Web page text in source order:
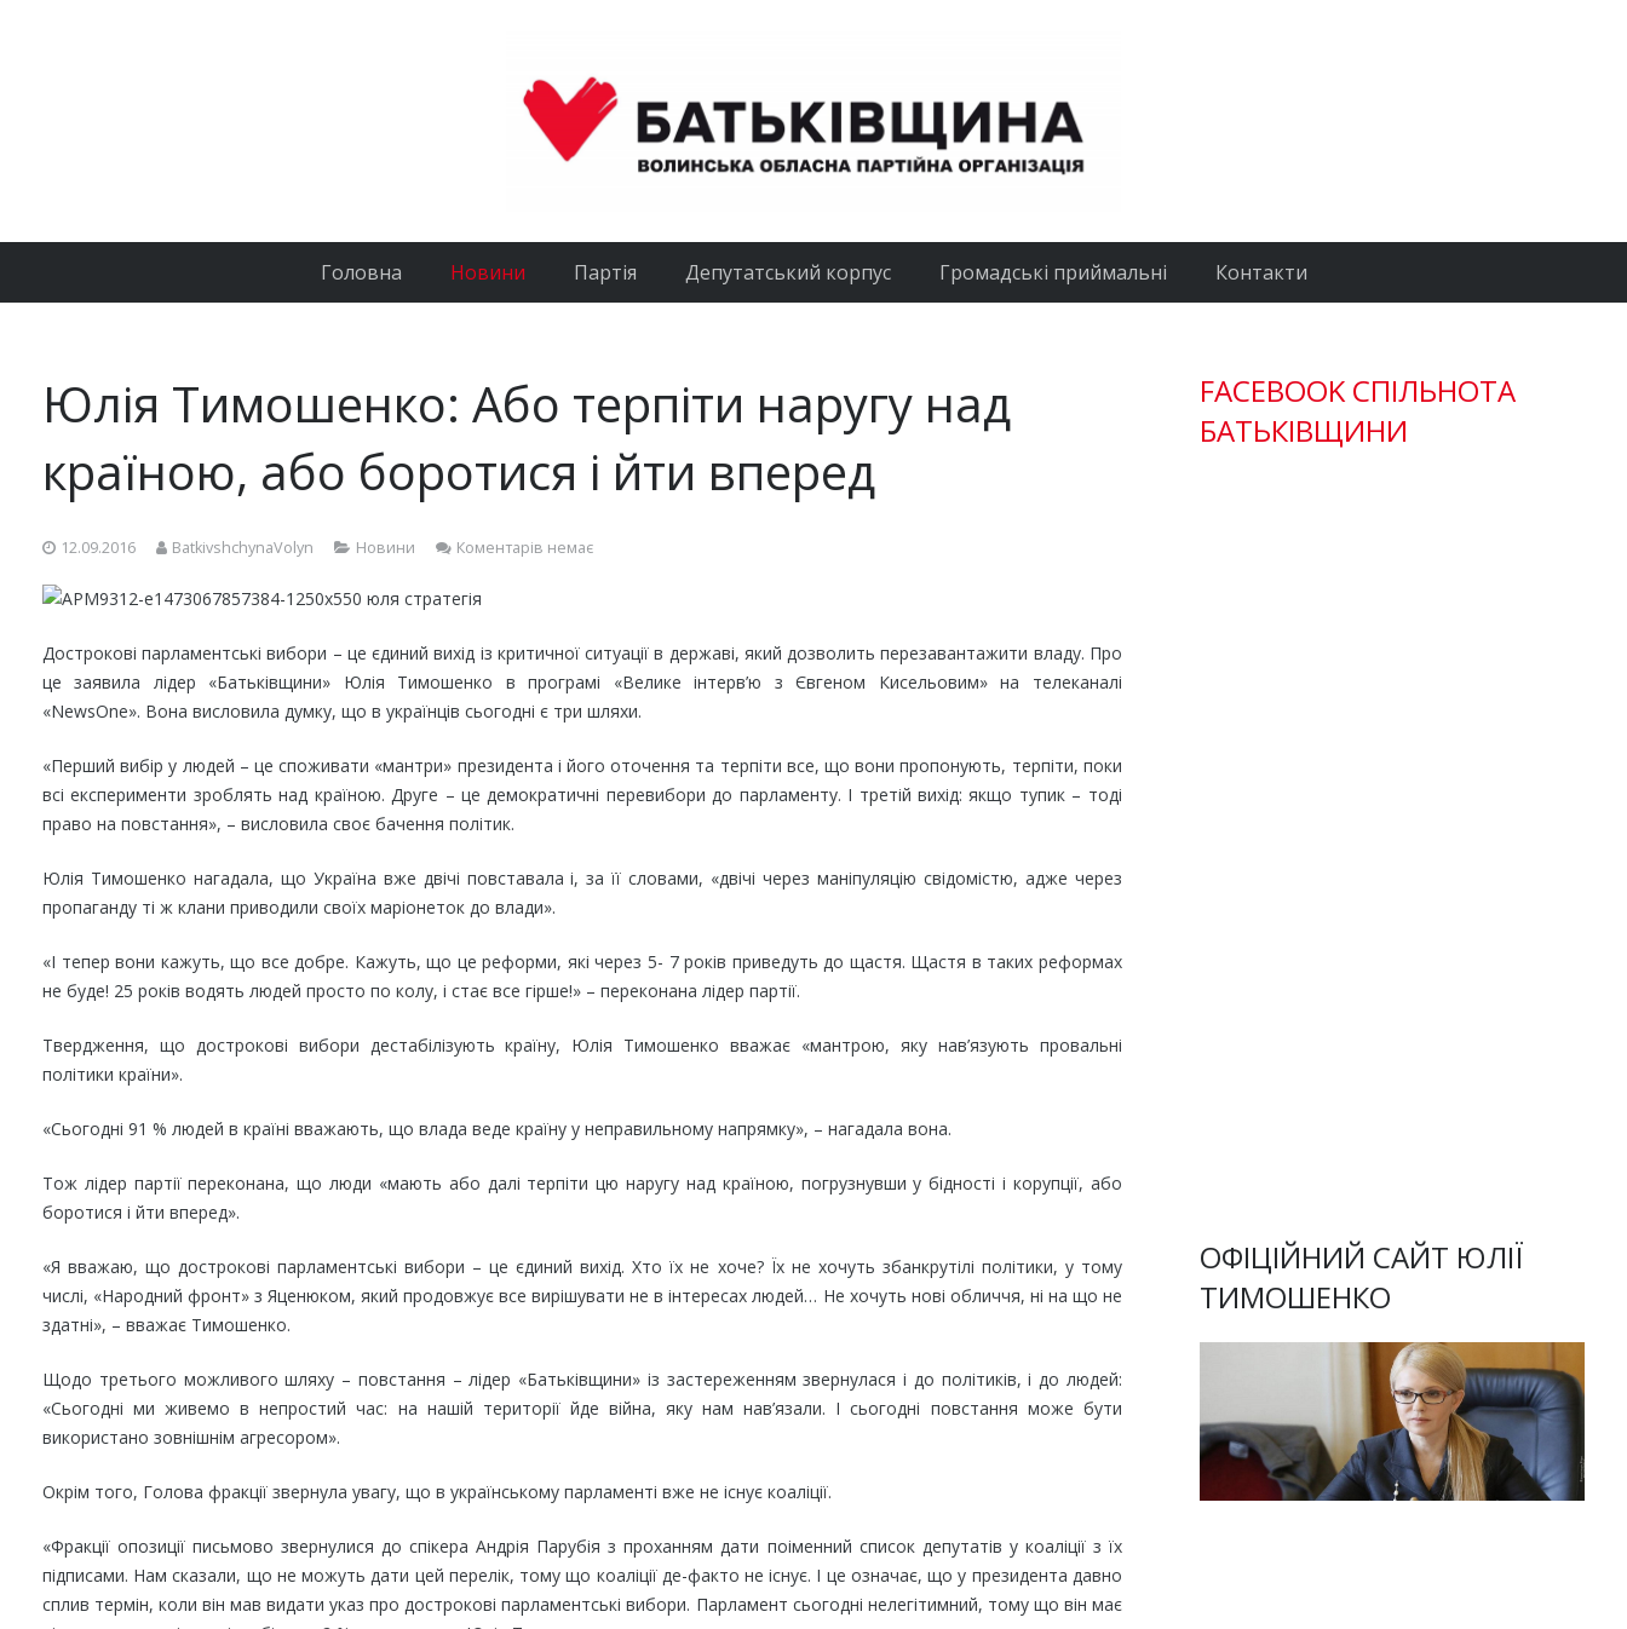
Головна Новини Партія Депутатський корпус Громадські приймальні Контакти
Юлія Тимошенко: Або терпіти наругу над
країною, або боротися і йти вперед
12.09.2016 BatkivshchynaVolyn Новини Коментарів немає
Дострокові парламентські вибори – це єдиний вихід із критичної ситуації в державі, який дозволить перезавантажити владу. Про
це заявила лідер «Батьківщини» Юлія Тимошенко в програмі «Велике інтерв’ю з Євгеном Кисельовим» на телеканалі
«NewsOne». Вона висловила думку, що в українців сьогодні є три шляхи.
«Перший вибір у людей – це споживати «мантри» президента і його оточення та терпіти все, що вони пропонують, терпіти, поки
всі експерименти зроблять над країною. Друге – це демократичні перевибори до парламенту. І третій вихід: якщо тупик – тоді
право на повстання», – висловила своє бачення політик.
Юлія Тимошенко нагадала, що Україна вже двічі повставала і, за її словами, «двічі через маніпуляцію свідомістю, адже через
пропаганду ті ж клани приводили своїх маріонеток до влади».
«І тепер вони кажуть, що все добре. Кажуть, що це реформи, які через 5- 7 років приведуть до щастя. Щастя в таких реформах
не буде! 25 років водять людей просто по колу, і стає все гірше!» – переконана лідер партії.
Твердження, що дострокові вибори дестабілізують країну, Юлія Тимошенко вважає «мантрою, яку нав’язують провальні
політики країни».
«Сьогодні 91 % людей в країні вважають, що влада веде країну у неправильному напрямку», – нагадала вона.
Тож лідер партії переконана, що люди «мають або далі терпіти цю наругу над країною, погрузнувши у бідності і корупції, або
боротися і йти вперед».
«Я вважаю, що дострокові парламентські вибори – це єдиний вихід. Хто їх не хоче? Їх не хочуть збанкрутілі політики, у тому
числі, «Народний фронт» з Яценюком, який продовжує все вирішувати не в інтересах людей… Не хочуть нові обличчя, ні на що не
здатні», – вважає Тимошенко.
Щодо третього можливого шляху – повстання – лідер «Батьківщини» із застереженням звернулася і до політиків, і до людей:
«Сьогодні ми живемо в непростий час: на нашій території йде війна, яку нам нав’язали. І сьогодні повстання може бути
використано зовнішнім агресором».
Окрім того, Голова фракції звернула увагу, що в українському парламенті вже не існує коаліції.
«Фракції опозиції письмово звернулися до спікера Андрія Парубія з проханням дати поіменний список депутатів у коаліції з їх
підписами. Нам сказали, що не можуть дати цей перелік, тому що коаліції де-факто не існує. І це означає, що у президента давно
сплив термін, коли він мав видати указ про дострокові парламентські вибори. Парламент сьогодні нелегітимний, тому що він має
FACEBOOK СПІЛЬНОТА
БАТЬКІВЩИНИ
ОФІЦІЙНИЙ САЙТ ЮЛІЇ
ТИМОШЕНКО